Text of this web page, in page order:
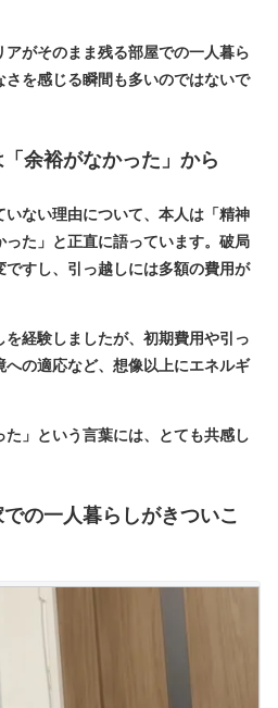
がそのまま残る部屋での一人暮ら
さを感じる瞬間も多いのではないで
余裕がなかった」から
いない理由について、本人は 「精神
た」 と正直に語っています。破局
すし、引っ越しには多額の費用が
経験しましたが、初期費用や引っ
の適応など、想像以上にエネルギ
た」という言葉には、とても共感し
の一人暮らしがきついこ